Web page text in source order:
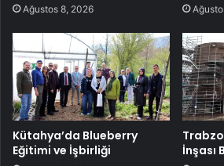
Ağustos 8, 2026
Kütahya’da Blueberry
Eğitimi ve İşbirliği
İnşası